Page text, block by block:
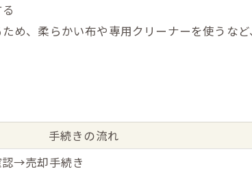
買取と処分どちらがお得か比較
買取と処分のタイミングを見極め
処分時のトラブル回避術を伝授
め、柔らかい布や専用クリーナーを使うな
手続きの流れ
→売却手続き